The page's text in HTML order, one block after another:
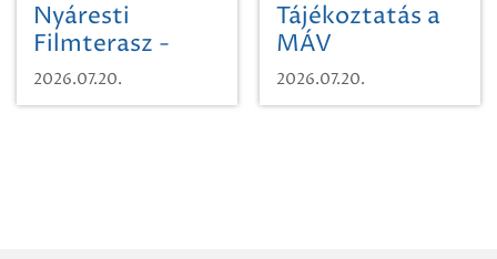
Nyáresti
Filmterasz -
Beugró a
Paradicsomba
2026.07.20.
Tájékoztatás a
MÁV
Pályaműködtetési
Zrt. Területi
2026.07.20.